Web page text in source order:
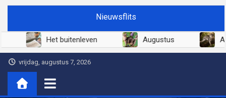
Ga
de
Nieuwsflits
Juni 2026 Het buitenleven Augustus
vrijdag, augustus 7, 2026